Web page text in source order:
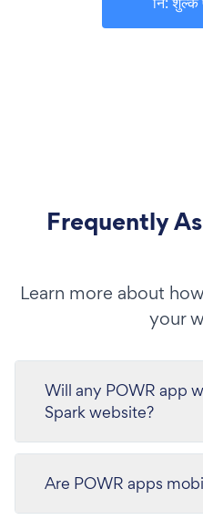
Frequently
Learn more about
your
Will any POWR app
Spark website?
Are POWR apps